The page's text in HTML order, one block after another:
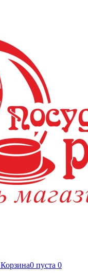
Корзина0 пуста 0